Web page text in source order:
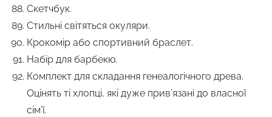
Скетчбук.
Стильні світяться окуляри.
Крокомір або спортивний браслет.
Набір для барбекю.
Комплект для складання генеалогічного древа.
Оцінять ті хлопці, які дуже прив’язані до власної
сім’ї.